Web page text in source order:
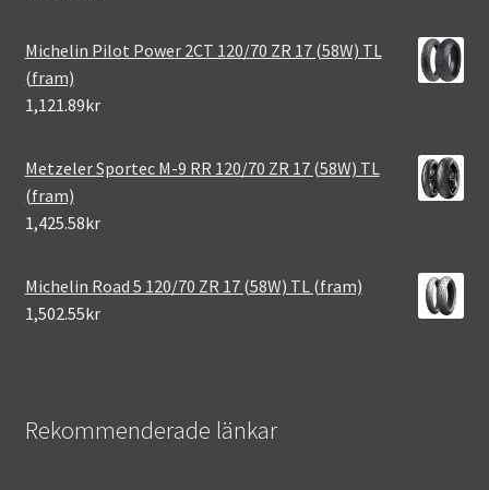
Michelin Pilot Power 2CT 120/70 ZR 17 (58W) TL
(fram)
1,121.89kr
Metzeler Sportec M-9 RR 120/70 ZR 17 (58W) TL
(fram)
1,425.58kr
Michelin Road 5 120/70 ZR 17 (58W) TL (fram)
1,502.55kr
Rekommenderade länkar